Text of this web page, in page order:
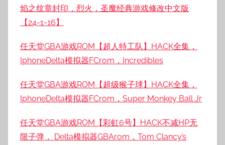
焰之纹章封印，烈火，圣魔经典游戏修改中文版
【24-1-16】
任天堂GBA游戏ROM【超人特工队】HACK全集，
IphoneDelta模拟器FCrom，Incredibles
任天堂GBA游戏ROM【超级猴子球】HACK全集，
IphoneDelta模拟器FCrom，Super Monkey Ball Jr
任天堂GBA游戏ROM【彩虹6号】HACK不减HP无
限子弹， Delta模拟器GBArom，Tom Clancy’s